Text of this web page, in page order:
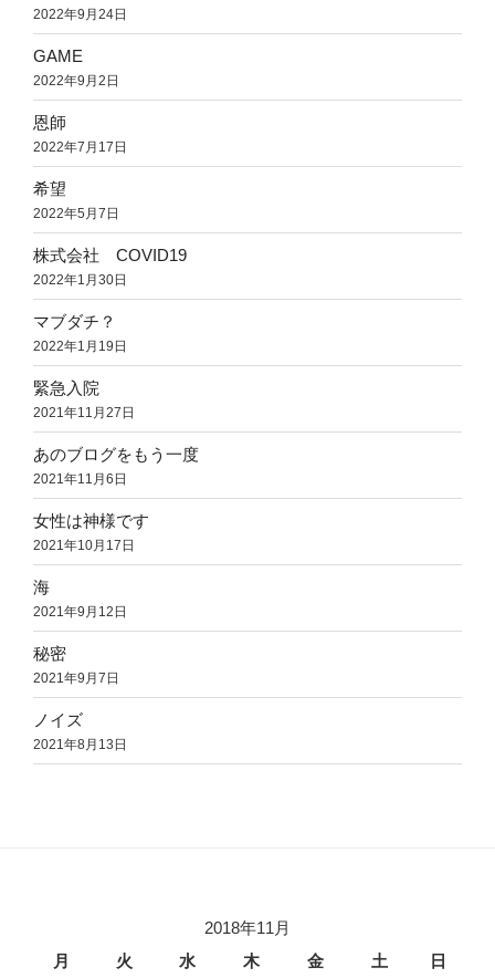
2022年9月24日
GAME
2022年9月2日
恩師
2022年7月17日
希望
2022年5月7日
株式会社 COVID19
2022年1月30日
マブダチ？
2022年1月19日
緊急入院
2021年11月27日
あのブログをもう一度
2021年11月6日
女性は神様です
2021年10月17日
海
2021年9月12日
秘密
2021年9月7日
ノイズ
2021年8月13日
2018年11月
月
火 水 木 金 土 日